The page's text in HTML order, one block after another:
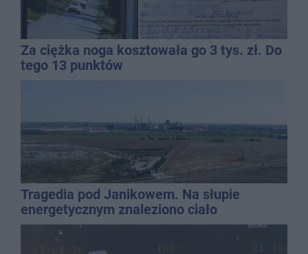
Za ciężka noga kosztowała go 3 tys. zł. Do
tego 13 punktów
Tragedia pod Janikowem. Na słupie
energetycznym znaleziono ciało
mężczyzny